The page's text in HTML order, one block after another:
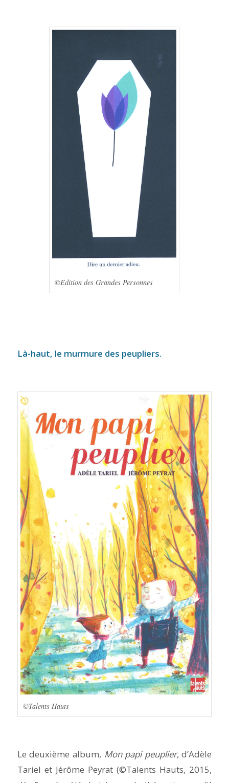
©Edition des Grandes Personnes
Là-haut, le murmure des peupliers.
©Talents Hauts
Le deuxième album, Mon papi peuplier, d’Adèle
Tariel et Jérôme Peyrat (©Talents Hauts, 2015,